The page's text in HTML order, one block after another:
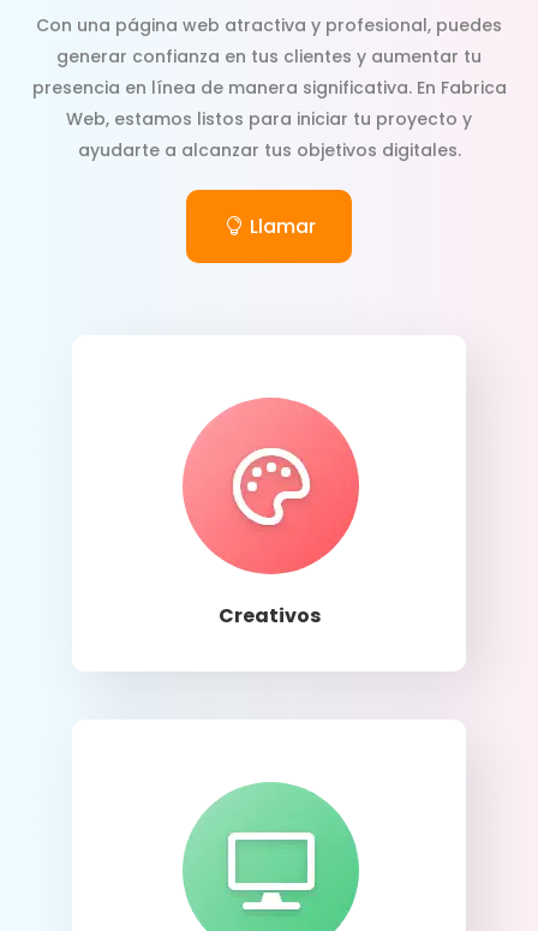
Con una página web atractiva y profesional, puedes
generar confianza en tus clientes y aumentar tu
presencia en línea de manera significativa. En Fabrica
Web, estamos listos para iniciar tu proyecto y
ayudarte a alcanzar tus objetivos digitales.
Llamar
Creativos